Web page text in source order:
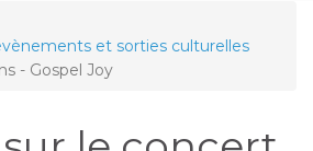
et sorties culturelles
- Gospel Joy